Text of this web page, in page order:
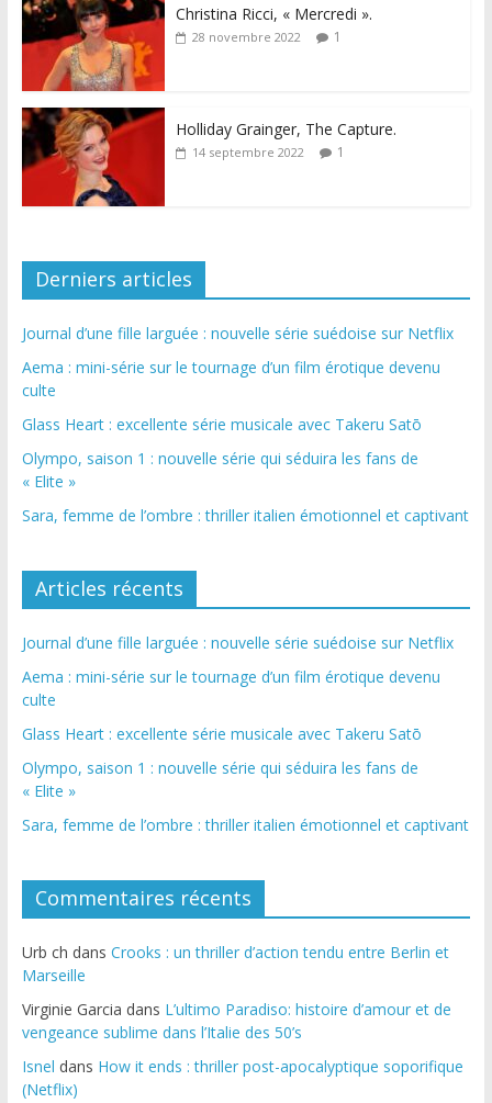
Christina Ricci, « Mercredi ».
28 novembre 2022 1
Holliday Grainger, The Capture.
14 septembre 2022 1
Derniers articles
Journal d’une fille larguée : nouvelle série suédoise sur Netflix
Aema : mini-série sur le tournage d’un film érotique devenu
culte
Glass Heart : excellente série musicale avec Takeru Satō
Olympo, saison 1 : nouvelle série qui séduira les fans de
« Elite »
Sara, femme de l’ombre : thriller italien émotionnel et captivant
Articles récents
Journal d’une fille larguée : nouvelle série suédoise sur Netflix
Aema : mini-série sur le tournage d’un film érotique devenu
culte
Glass Heart : excellente série musicale avec Takeru Satō
Olympo, saison 1 : nouvelle série qui séduira les fans de
« Elite »
Sara, femme de l’ombre : thriller italien émotionnel et captivant
Commentaires récents
Urb ch dans Crooks : un thriller d’action tendu entre Berlin et
Marseille
Virginie Garcia dans L’ultimo Paradiso: histoire d’amour et de
vengeance sublime dans l’Italie des 50’s
Isnel dans How it ends : thriller post-apocalyptique soporifique
(Netflix)